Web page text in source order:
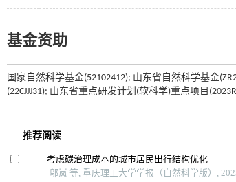
基金资助
国家自然科学基金(52102412); 山东省自然科学基金
(22CJJJ31); 山东省重点研发计划(软科学)重点项目